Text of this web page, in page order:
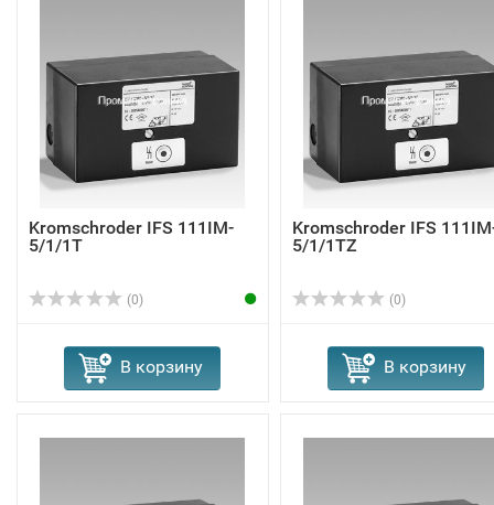
Kromschroder IFS 111IM-
5/1/1T
(0)
В корзину
Kromschroder IFS
5/1/1TZ
(0)
В корзину